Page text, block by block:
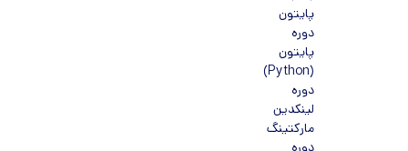
پایتون
دوره
پایتون
(Python)
دوره
لینکدین
مارکتینگ